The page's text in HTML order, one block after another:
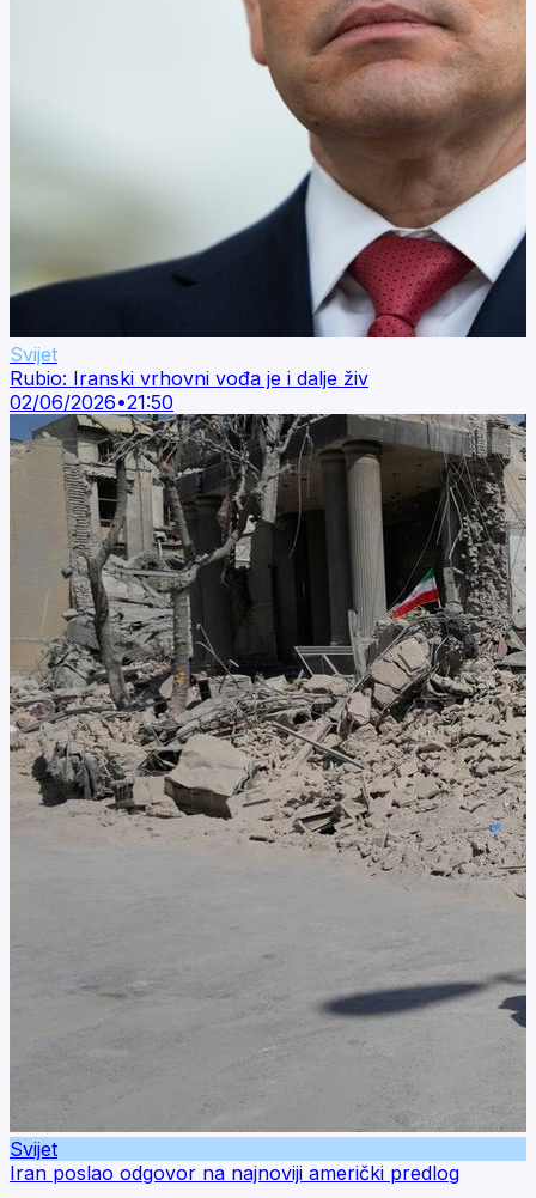
Svijet
Rubio: Iranski vrhovni vođa je i dalje živ
02/06/2026•21:50
Svijet
Iran poslao odgovor na najnoviji američki predlog